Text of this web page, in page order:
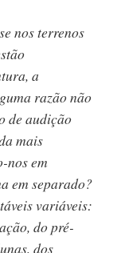
nos terrenos
a
razão não
de audição
mais
nos em
em separado?
variáveis:
do pré-
dos